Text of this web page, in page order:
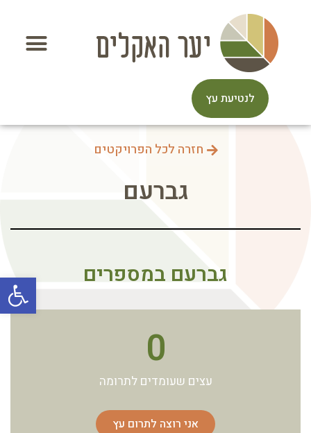
פתח
לנטיעת עץ
חזרה לכל הפרויקטים
גברעם
גברעם במספרים
0
עצים שעומדים לתרומה
אני רוצה לתרום עץ